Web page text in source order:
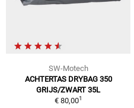
SW-Motech
ACHTERTAS DRYBAG 350
GRIJS/ZWART 35L
€ 80,001